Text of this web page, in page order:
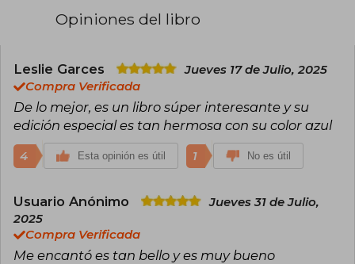
mantiene varias relaciones simultáneas con
Opiniones del libro
Leslie Garces
Jueves 17 de Julio, 2025
Compra Verificada
De lo mejor, es un libro súper interesante y su
edición especial es tan hermosa con su color azul
4 Esta opinión es útil 1 No es útil
Usuario Anónimo
Jueves 31 de Julio,
2025
Compra Verificada
Me encantó es tan bello y es muy bueno